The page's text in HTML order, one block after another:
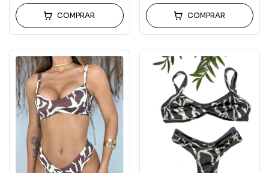
COMPRAR COMPRAR